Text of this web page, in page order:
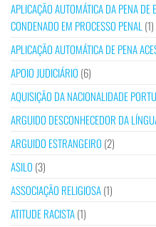
APLICAÇÃO AUTOMÁTICA DA PENA DE
CONDENADO EM PROCESSO PENAL (1)
APLICAÇÃO AUTOMÁTICA DE PENA
APOIO JUDICIÁRIO (6)
AQUISIÇÃO DA NACIONALIDADE
ARGUIDO DESCONHECEDOR DA
ARGUIDO ESTRANGEIRO (2)
ASILO (3)
ASSOCIAÇÃO RELIGIOSA(1)
ATITUDE RACISTA(1)